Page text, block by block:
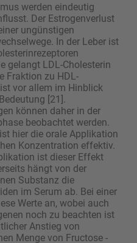
werden eindeutig
Der Estrogenverlust
ungünstigen
In der Leber ist
gelangt LDL-Cholesterin
Fraktion zu HDL-
vor allem im Hinblick
[21].
können daher in der
beobachtet werden.
hier die orale Applikation
Konzentration effektiv.
ist dieser Effekt
hängt von der
Substanz die
im Serum ab. Bei einer
Werte an, wobei auch
noch zu beachten ist
Anstieg von
Menge von Fructose